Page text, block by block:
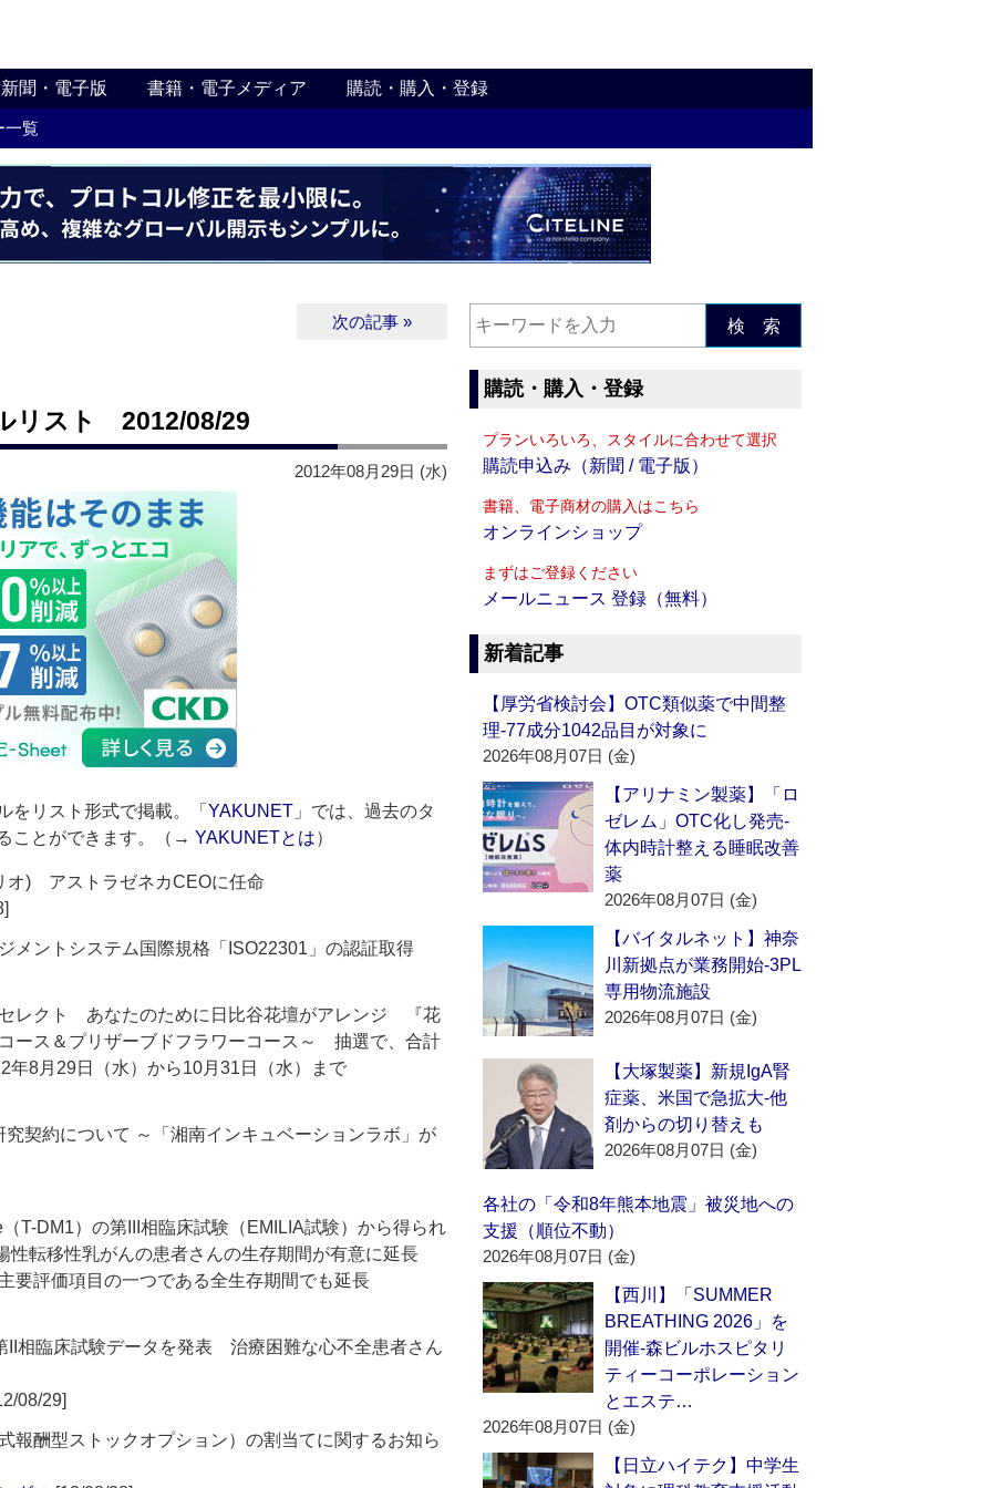
新聞・電子版 書籍・電子メディア 購読・購入・登録
一覧
次の記事 »
リスト 2012/08/29
2012年08月29日 (水)
リスト形式で掲載。「 YAKUNET 」では、過去のタ
ことができます。（→ YAKUNETとは）
オ) アストラゼネカCEOに任命
ントシステム国際規格「ISO22301」の認証取得
レクト あなたのために日比谷花壇がアレンジ 『花
ース＆プリザーブドフラワーコース～ 抽選で、合計
8月29日（水）から10月31日（水）まで
契約について ～「湘南インキュベーションラボ」が
T-DM1）の第III相臨床試験（EMILIA試験）から得られ
性転移性乳がんの患者さんの生存期間が有意に延長
要評価項目の一つである全生存期間でも延長
II相臨床試験データを発表 治療困難な心不全患者さん
08/29]
報酬型ストックオプション）の割当てに関するお知ら
検 索
購読・購入・登録
プランいろいろ、スタイルに合わせて選択
購読申込み（新聞 / 電子版）
書籍、電子商材の購入はこちら
オンラインショップ
まずはご登録ください
メールニュース 登録（無料）
新着記事
【厚労省検討会】OTC類似薬で中間整
理‐77成分1042品目が対象に
2026年08月07日 (金)
【アリナミン製薬】「ロ
ゼレム」OTC化し発売‐
体内時計整える睡眠改善
薬
2026年08月07日 (金)
【バイタルネット】神奈
川新拠点が業務開始‐3PL
専用物流施設
2026年08月07日 (金)
【大塚製薬】新規IgA腎
症薬、米国で急拡大‐他
剤からの切り替えも
2026年08月07日 (金)
各社の「令和8年熊本地震」被災地への
支援（順位不動）
2026年08月07日 (金)
【西川】「SUMMER
BREATHING 2026」を
開催‐森ビルホスピタリ
ティーコーポレーション
とエステ…
2026年08月07日 (金)
【日立ハイテク】中学生